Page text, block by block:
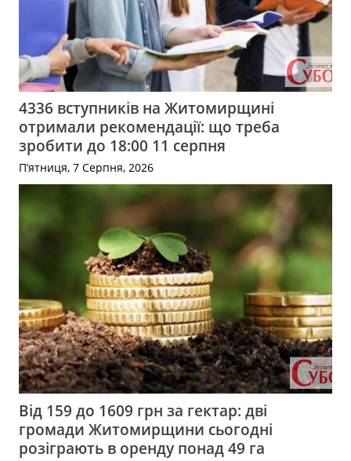
4336 вступників на Житомирщині
отримали рекомендації: що треба
зробити до 18:00 11 серпня
П’ятниця, 7 Серпня, 2026
Від 159 до 1609 грн за гектар: дві
громади Житомирщини сьогодні
розіграють в оренду понад 49 га